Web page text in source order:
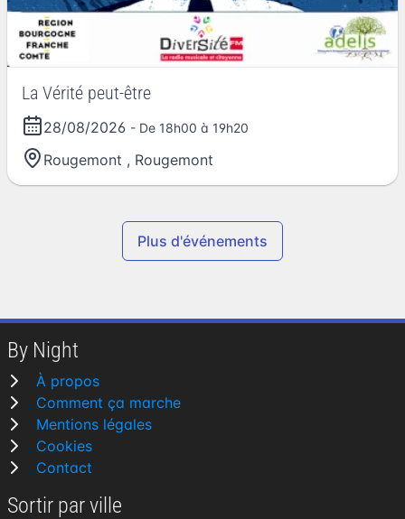
La Vérité peut-être
28/08/2026 - De 18h00 à 19h20
Rougemont , Rougemont
Plus d'événements
By Night
À propos
Comment ça marche
Mentions légales
Cookies
Contact
Sortir par ville